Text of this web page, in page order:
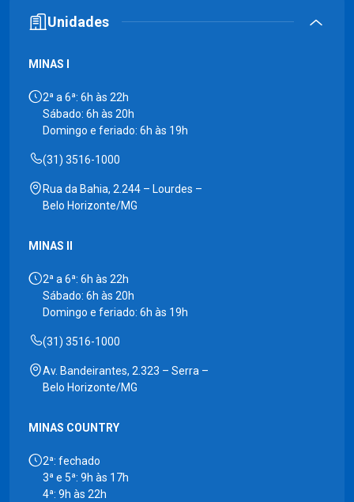
Unidades
MINAS I
2ª a 6ª: 6h às 22h
Sábado: 6h às 20h
Domingo e feriado: 6h às 19h
(31) 3516-1000
Rua da Bahia, 2.244 – Lourdes –
Belo Horizonte/MG
MINAS II
2ª a 6ª: 6h às 22h
Sábado: 6h às 20h
Domingo e feriado: 6h às 19h
(31) 3516-1000
Av. Bandeirantes, 2.323 – Serra –
Belo Horizonte/MG
MINAS COUNTRY
2ª: fechado
3ª e 5ª: 9h às 17h
4ª: 9h às 22h